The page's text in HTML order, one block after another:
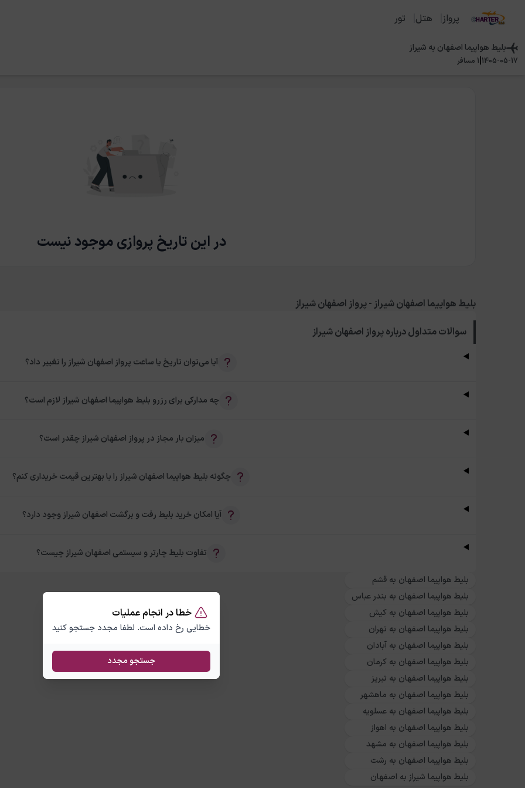
خطا در انجام عملیات
خطایی رخ داده است. لطفا مجدد جستجو کنید
جستجو مجدد
پرواز هتل تور
بلیط هواپیمااصفهان به شیراز
1405-05-17
|
1 مسافر
در این تاریخ پروازی موجود نیست
بلیط هواپیما اصفهان شیراز - پرواز اصفهان شیراز
سوالات متداول دربارهپرواز اصفهان شیراز
آیا می‌توان تاریخ یا ساعت پرواز اصفهان شیراز را تغییر داد؟
چه مدارکی برای رزرو بلیط هواپیما اصفهان شیراز لازم است؟
میزان بار مجاز در پرواز اصفهان شیراز چقدر است؟
چگونه بلیط هواپیما اصفهان شیراز را با بهترین قیمت خریداری کنم؟
آیا امکان خرید بلیط رفت و برگشت اصفهان شیراز وجود دارد؟
تفاوت بلیط چارتر و سیستمی اصفهان شیراز چیست؟
بلیط هواپیما اصفهان به قشم
بلیط هواپیما اصفهان به بندر عباس
بلیط هواپیما اصفهان به کیش
بلیط هواپیما اصفهان به تهران
بلیط هواپیما اصفهان به آبادان
بلیط هواپیما اصفهان به کرمان
بلیط هواپیما اصفهان به تبریز
بلیط هواپیما اصفهان به ماهشهر
بلیط هواپیما اصفهان به عسلویه
بلیط هواپیما اصفهان به اهواز
بلیط هواپیما اصفهان به مشهد
بلیط هواپیما اصفهان به رشت
بلیط هواپیما شیراز به اصفهان